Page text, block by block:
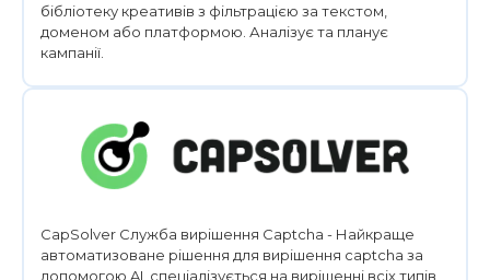
бібліотеку креативів з фільтрацією за текстом,
доменом або платформою. Аналізує та планує
кампанії.
CapSolver Служба вирішення Captcha - Найкраще
автоматизоване рішення для вирішення captcha за
допомогою AI, спеціалізується на вирішенні всіх типів